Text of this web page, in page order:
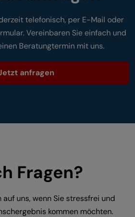
telefonisch, per E-Mail oder
Vereinbaren Sie einfach und
Beratungtermin mit uns.
anfragen
Fragen?
auf uns, wenn Sie stressfrei und
kommen möchten.